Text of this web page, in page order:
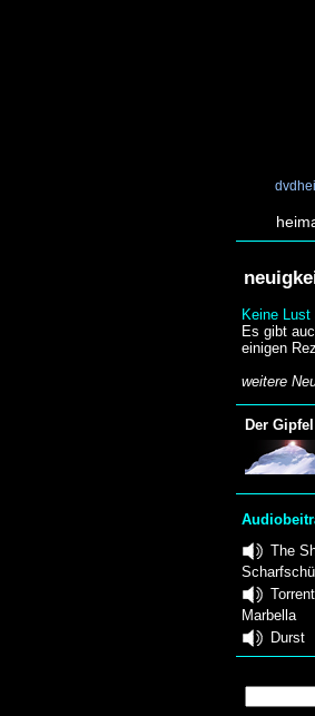
Keine
Es gibt
einigen
weitere
Der Gipfel
The
Marbella
Durst